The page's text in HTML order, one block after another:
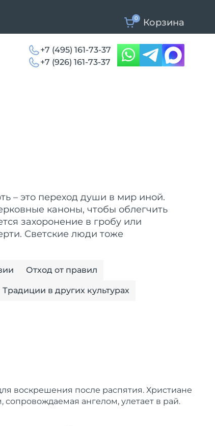
0 Корзина
+7 (495) 161-73-37
+7 (926) 161-73-37
– это переход души в мир иной.
каноны, чтобы облегчить
захоронение в гробу или
Светские люди тоже
Отход от правил
Традиции в других культурах
воскрешения после распятия. Христиане
ангелом, улетает в рай.